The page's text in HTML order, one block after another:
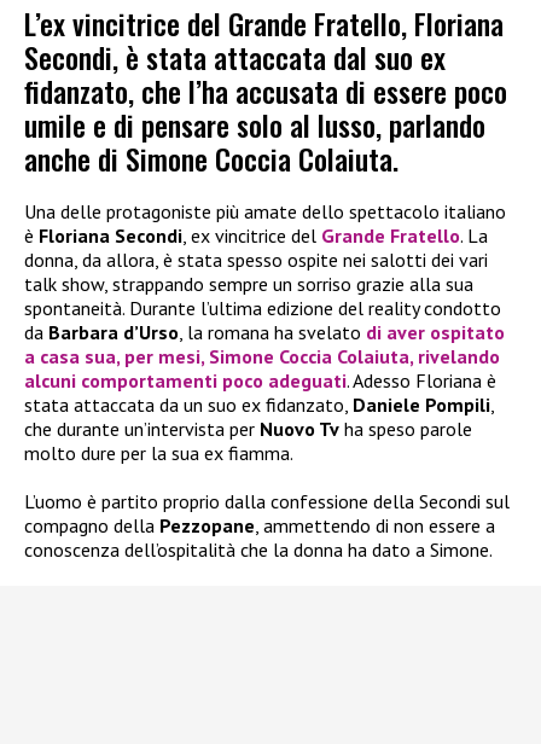
L’ex vincitrice del Grande Fratello, Floriana
Secondi, è stata attaccata dal suo ex
fidanzato, che l’ha accusata di essere poco
umile e di pensare solo al lusso, parlando
anche di Simone Coccia Colaiuta.
Una delle protagoniste più amate dello spettacolo italiano
è Floriana Secondi, ex vincitrice del Grande Fratello. La
donna, da allora, è stata spesso ospite nei salotti dei vari
talk show, strappando sempre un sorriso grazie alla sua
spontaneità. Durante l’ultima edizione del reality condotto
da Barbara d’Urso, la romana ha svelato di aver ospitato
a casa sua, per mesi, Simone Coccia Colaiuta, rivelando
alcuni comportamenti poco adeguati. Adesso Floriana è
stata attaccata da un suo ex fidanzato, Daniele Pompili,
che durante un’intervista per Nuovo Tv ha speso parole
molto dure per la sua ex fiamma.
L’uomo è partito proprio dalla confessione della Secondi sul
compagno della Pezzopane, ammettendo di non essere a
conoscenza dell’ospitalità che la donna ha dato a Simone.